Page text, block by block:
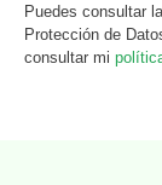
Puedes consultar
Protección de
consultar mi